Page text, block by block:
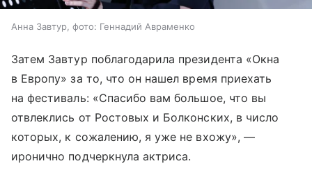
Анна Завтур, фото: Геннадий Авраменко
Затем Завтур поблагодарила президента «Окна
в Европу» за то, что он нашел время приехать
на фестиваль: «Спасибо вам большое, что вы
отвлеклись от Ростовых и Болконских, в число
которых, к сожалению, я уже не вхожу», —
иронично подчеркнула актриса.